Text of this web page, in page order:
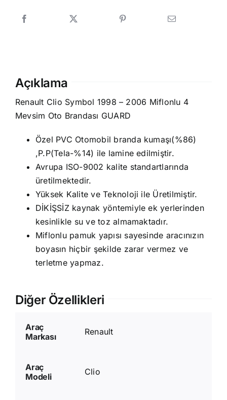
Açıklama
Renault Clio Symbol 1998 – 2006 Miflonlu 4
Mevsim Oto Brandası GUARD
Özel PVC Otomobil branda kumaşı(%86)
,P.P(Tela-%14) ile lamine edilmiştir.
Avrupa ISO-9002 kalite standartlarında
üretilmektedir.
Yüksek Kalite ve Teknoloji ile Üretilmiştir.
DİKİŞSİZ kaynak yöntemiyle ek yerlerinden
kesinlikle su ve toz almamaktadır.
Miflonlu pamuk yapısı sayesinde aracınızın
boyasın hiçbir şekilde zarar vermez ve
terletme yapmaz.
Diğer Özellikleri
Araç
Markası
Renault
Araç
Modeli
Clio